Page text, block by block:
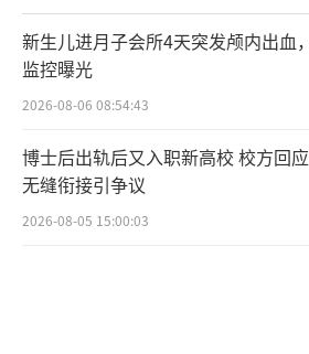
新生儿进月子会所4天突发颅内出血，
监控曝光
2026-08-06 08:54:43
博士后出轨后又入职新高校 校方回应
无缝衔接引争议
2026-08-05 15:00:03